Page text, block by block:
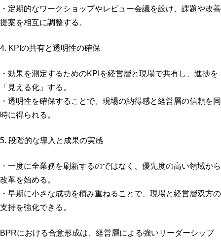
・定期的なワークショップやレビュー会議を設け、課題や改善
提案を相互に調整する。
4. KPIの共有と透明性の確保
・効果を測定するためのKPIを経営層と現場で共有し、進捗を
「見える化」する。
・透明性を確保することで、現場の納得感と経営層の信頼を同
時に得られる。
5. 段階的な導入と成果の実感
・一度に全業務を刷新するのではなく、優先度の高い領域から
改革を始める。
・早期に小さな成功を積み重ねることで、現場と経営層双方の
支持を強化できる。
BPRにおける合意形成は、経営層による強いリーダーシップ